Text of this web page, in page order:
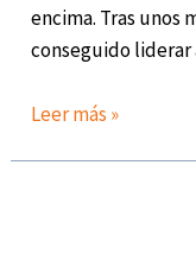
encima. Tras unos
conseguido
Dana
Leer más »